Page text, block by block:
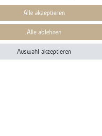
Alle akzeptieren
Alle ablehnen
Auswahl akzeptieren